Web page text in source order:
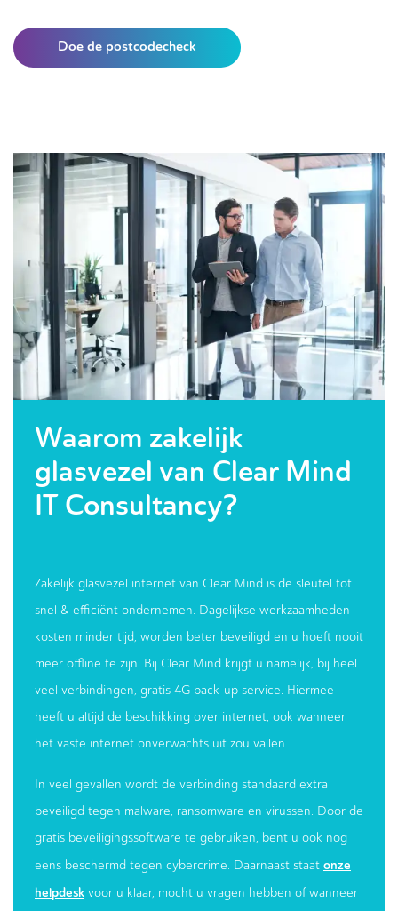
Doe de postcodecheck
Waarom zakelijk
glasvezel van Clear Mind
IT Consultancy?
Zakelijk glasvezel internet van Clear Mind is de sleutel tot
snel & efficiënt ondernemen. Dagelijkse werkzaamheden
kosten minder tijd, worden beter beveiligd en u hoeft nooit
meer offline te zijn. Bij Clear Mind krijgt u namelijk, bij heel
veel verbindingen, gratis 4G back-up service. Hiermee
heeft u altijd de beschikking over internet, ook wanneer
het vaste internet onverwachts uit zou vallen.
In veel gevallen wordt de verbinding standaard extra
beveiligd tegen malware, ransomware en virussen. Door de
gratis beveiligingssoftware te gebruiken, bent u ook nog
eens beschermd tegen cybercrime. Daarnaast staat onze
helpdesk voor u klaar, mocht u vragen hebben of wanneer